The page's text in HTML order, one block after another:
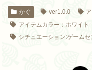
かぐ ver1.0.0
アイテムカラー：ホワイト
シチュエーション:ゲームセ